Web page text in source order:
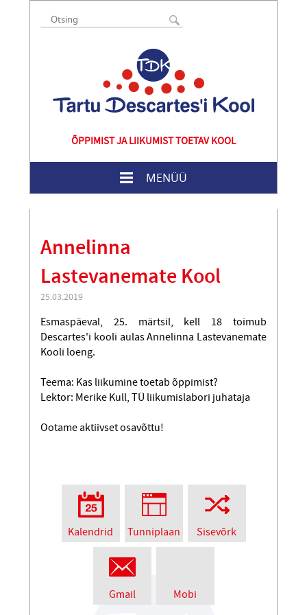
ÕPPIMIST JA LIIKUMIST TOETAV KOOL
MENÜÜ
Annelinna
Lastevanemate Kool
25.03.2019
Esmaspäeval, 25. märtsil, kell 18 toimub
Descartes'i kooli aulas Annelinna Lastevanemate
Kooli loeng.
Teema: Kas liikumine toetab õppimist?
Lektor: Merike Kull, TÜ liikumislabori juhataja
Ootame aktiivset osavõttu!
Kalendrid Tunniplaan Sisevõrk
Gmail Mobi